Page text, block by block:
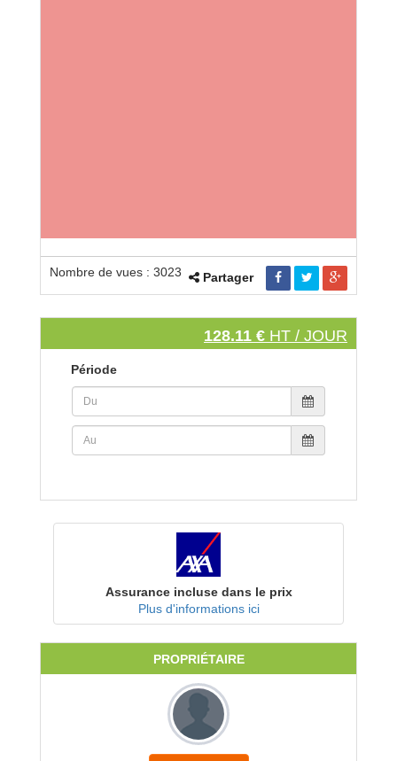
Nombre de vues : 3023 Partager
128.11 € HT / JOUR
Période
Assurance incluse dans le prix
Plus d'informations ici
PROPRIÉTAIRE